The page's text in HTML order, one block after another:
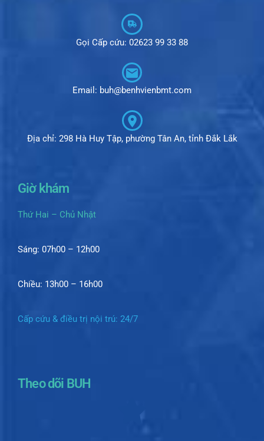
Gọi Cấp cứu: 02623 99 33 88
Email: buh@benhvienbmt.com
Địa chỉ: 298 Hà Huy Tập, phường Tân An, tỉnh Đắk Lắk
Giờ khám
Thứ Hai – Chủ Nhật
Sáng: 07h00 – 12h00
Chiều: 13h00 – 16h00
Cấp cứu & điều trị nội trú: 24/7
Theo dõi BUH